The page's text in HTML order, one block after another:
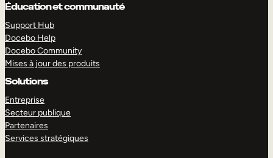
Éducation et communauté
Support Hub
Docebo Help
Docebo Community
Mises à jour des produits
Solutions
Entreprise
Secteur publique
Partenaires
Services stratégiques